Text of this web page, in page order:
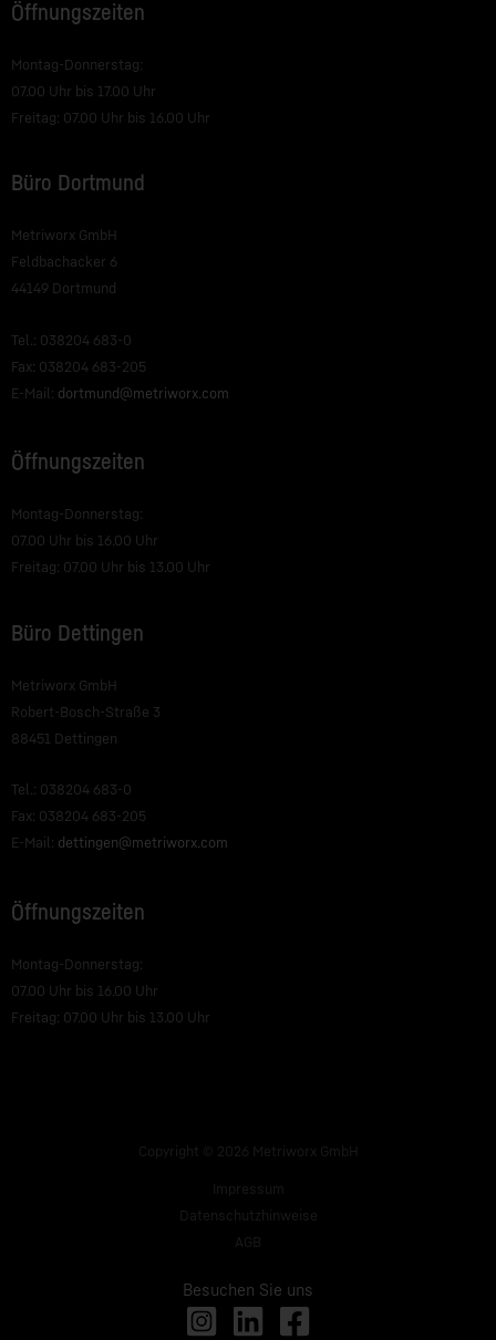
Öffnungszeiten
Montag-Donnerstag:
07.00 Uhr bis 17.00 Uhr
Freitag: 07.00 Uhr bis 16.00 Uhr
Büro Dortmund
Metriworx GmbH
Feldbachacker 6
44149 Dortmund
Tel.: 038204 683-0
Fax: 038204 683-205
E-Mail: dortmund@metriworx.com
Öffnungszeiten
Montag-Donnerstag:
07.00 Uhr bis 16.00 Uhr
Freitag: 07.00 Uhr bis 13.00 Uhr
Büro Dettingen
Metriworx GmbH
Robert-Bosch-Straße 3
88451 Dettingen
Tel.: 038204 683-0
Fax: 038204 683-205
E-Mail: dettingen@metriworx.com
Öffnungszeiten
Montag-Donnerstag:
07.00 Uhr bis 16.00 Uhr
Freitag: 07.00 Uhr bis 13.00 Uhr
Copyright © 2026 Metriworx GmbH
Impressum
Datenschutzhinweise
AGB
Besuchen Sie uns